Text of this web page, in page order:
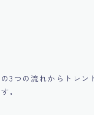
3つの流れからトレン
。